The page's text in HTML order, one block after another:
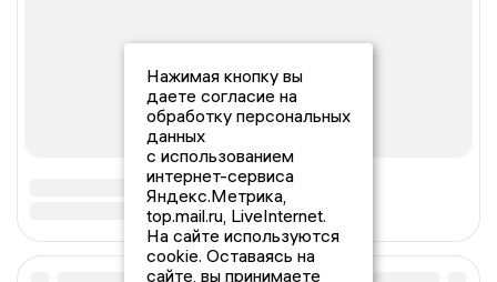
Нажимая кнопку вы
даете согласие на
обработку персональных
данных
с использованием
интернет-сервиса
Яндекс.Метрика,
top.mail.ru, LiveInternet.
На сайте используются
cookie. Оставаясь на
сайте, вы принимаете